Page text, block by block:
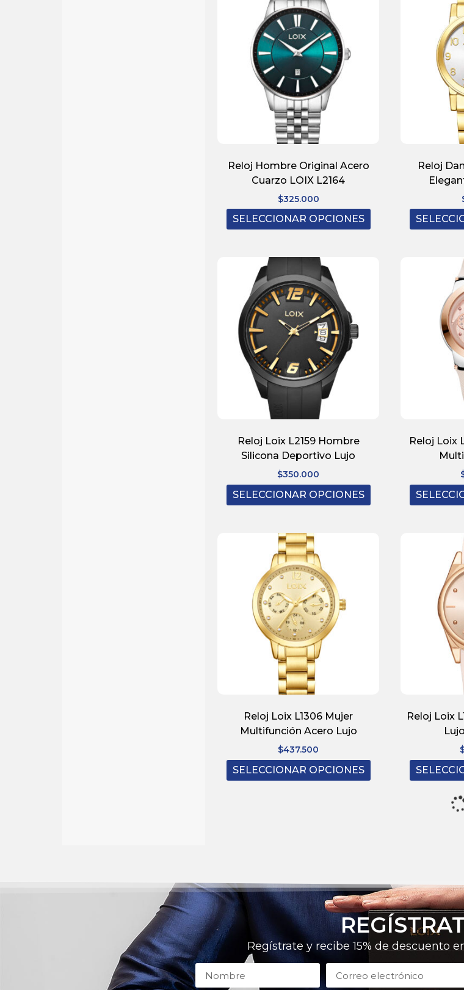
Reloj Hombre Original Acero
Cuarzo LOIX L2164
$325.000
SELECCIONAR OPCIONES
Reloj
Reloj Loix L2159 Hombre
Silicona Deportivo Lujo
$350.000
SELECCIONAR OPCIONES
Reloj Loix
Reloj Loix L1306 Mujer
Multifunción Acero Lujo
$437.500
SELECCIONAR OPCIONES
Reloj Loix
Regístrate y recibe 15% de descuento